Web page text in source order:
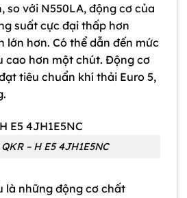
so với N550LA, động cơ của
suất cực đại thấp hơn
lớn hơn. Có thể dẫn đến mức
cao hơn một chút. Động cơ
tiêu chuẩn khí thải Euro 5,
– H E5 4JH1E5NC
là những động cơ chất